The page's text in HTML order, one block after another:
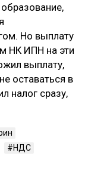
Но выплату
НК ИПН на эти
выплату,
оставаться в
налог сразу,
НДС